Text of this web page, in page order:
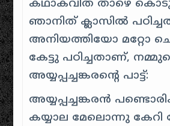
കഥാകവിത താഴെ
ഞാനിത് ക്ലാസിൽ
അനിയത്തിയോ മറ്റോ
കേട്ടു പഠിച്ചതാണ്,
അയ്യപ്പച്ചങ്കരന്റെ പാട്ട്:
അയ്യപ്പച്ചങ്കരൻ
കയ്യാല മേലൊന്നു കേറി